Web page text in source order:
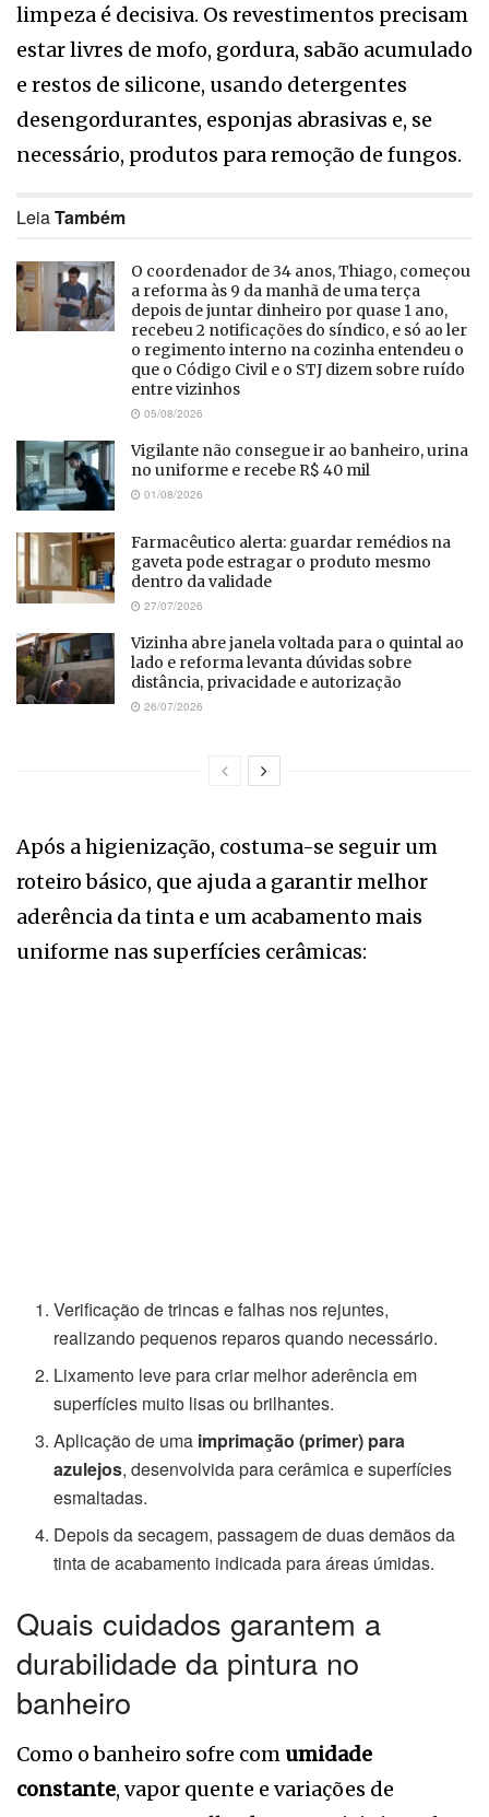
limpeza é decisiva. Os revestimentos precisam
estar livres de mofo, gordura, sabão acumulado
e restos de silicone, usando detergentes
desengordurantes, esponjas abrasivas e, se
necessário, produtos para remoção de fungos.
LeiaTambém
O coordenador de 34 anos, Thiago, começou
a reforma às 9 da manhã de uma terça
depois de juntar dinheiro por quase 1 ano,
recebeu 2 notificações do síndico, e só ao ler
o regimento interno na cozinha entendeu o
que o Código Civil e o STJ dizem sobre ruído
entre vizinhos
05/08/2026
Vigilante não consegue ir ao banheiro, urina
no uniforme e recebe R$ 40 mil
01/08/2026
Farmacêutico alerta: guardar remédios na
gaveta pode estragar o produto mesmo
dentro da validade
27/07/2026
Vizinha abre janela voltada para o quintal ao
lado e reforma levanta dúvidas sobre
distância, privacidade e autorização
26/07/2026
Após a higienização, costuma-se seguir um
roteiro básico, que ajuda a garantir melhor
aderência da tinta e um acabamento mais
uniforme nas superfícies cerâmicas:
Verificação de trincas e falhas nos rejuntes,
realizando pequenos reparos quando necessário.
Lixamento leve para criar melhor aderência em
superfícies muito lisas ou brilhantes.
Aplicação de uma imprimação (primer) para
azulejos, desenvolvida para cerâmica e superfícies
esmaltadas.
Depois da secagem, passagem de duas demãos da
tinta de acabamento indicada para áreas úmidas.
Quais cuidados garantem a
durabilidade da pintura no
banheiro
Como o banheiro sofre com umidade
constante, vapor quente e variações de